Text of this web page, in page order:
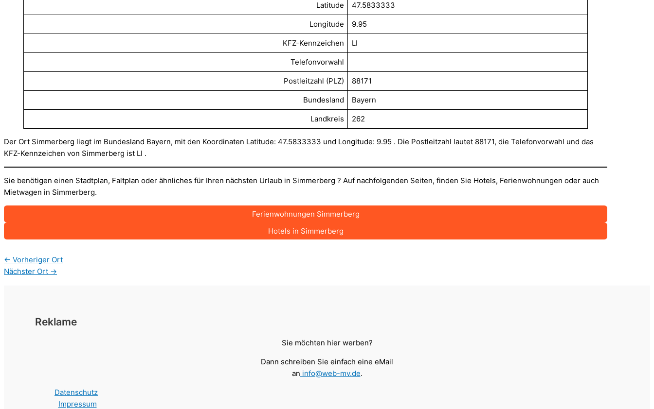
Latitude 47.5833333
Longitude 9.95
KFZ-Kennzeichen LI
Telefonvorwahl
Postleitzahl (PLZ) 88171
Bundesland Bayern
Landkreis 262
Der Ort Simmerberg liegt im Bundesland Bayern, mit den Koordinaten Latitude: 47.5833333 und Longitude: 9.95 . Die Postleitzahl lautet 88171, die Telefonvorwahl und das
KFZ-Kennzeichen von Simmerberg ist LI .
Sie benötigen einen Stadtplan, Faltplan oder ähnliches für Ihren nächsten Urlaub in Simmerberg ? Auf nachfolgenden Seiten, finden Sie Hotels, Ferienwohnungen oder auch
Mietwagen in Simmerberg.
Ferienwohnungen Simmerberg
Hotels in Simmerberg
← Vorheriger Ort
Nächster Ort →
Reklame
Sie möchten hier werben?
Dann schreiben Sie einfach eine eMail
an info@web-mv.de.
Datenschutz
Impressum